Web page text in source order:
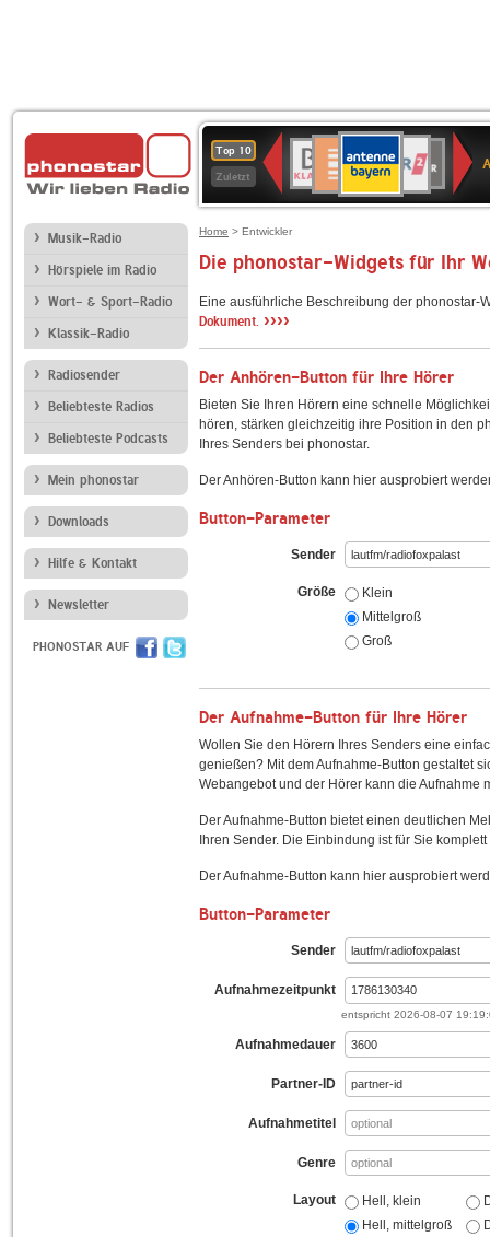
Top 10
Zuletzt
Deutschlandfunk
80er
90er
OLDIE
ANTENNE
SWR3
WDR
4
BR-
KLASSIK
Deutschlandfunk
KulturBAYERN
2
SWR
Kultur
NDR
2
Musik-Radio
Hörspiele im Radio
Wort- & Sport-Radio
Klassik-Radio
Radiosender
Beliebteste Radios
Beliebteste Podcasts
Mein phonostar
Downloads
Hilfe & Kontakt
Newsletter
PHONOSTAR AUF
Home > Entwickler
Die phonostar-Widgets für Ihr
Eine ausführliche Beschreibung der
Dokument. ››››
Der Anhören-Button für Ihre Hörer
Bieten Sie Ihren Hörern eine schnelle
hören, stärken gleichzeitig ihre Position in den
Ihres Senders bei phonostar.
Der Anhören-Button kann hier ausprobiert
Button-Parameter
Sender
Größe
Klein
Mittelgroß
Groß
Der Aufnahme-Button für Ihre Hörer
Wollen Sie den Hörern Ihres Senders eine
genießen? Mit dem Aufnahme-Button gestaltet
Webangebot und der Hörer kann die Aufnahme
Der Aufnahme-Button bietet einen deutlichen
Ihren Sender. Die Einbindung ist für Sie
Der Aufnahme-Button kann hier ausprobiert
Button-Parameter
Sender
Aufnahmezeitpunkt
entspricht 2026-08-07
Aufnahmedauer
Partner-ID
Aufnahmetitel
Genre
Layout
Hell, klein
Hell, mittelgroß